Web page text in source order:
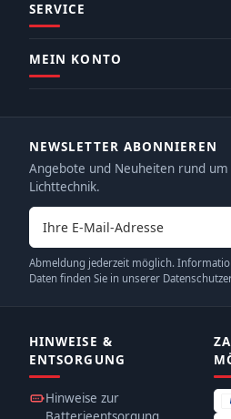
SERVICE
MEIN KONTO
NEWSLETTER ABONNIEREN
Angebote und Neuheiten rund
Lichttechnik.
E-Mail-Adresse
Abmeldung jederzeit möglich.
Daten finden Sie in unserer
HINWEISE &
ENTSORGUNG
Hinweise zur